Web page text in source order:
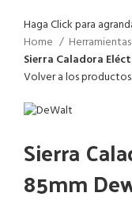
Haga Click para
Home
Herramientas
Sierra Caladora
Volver a los productos
Sierra
85mm